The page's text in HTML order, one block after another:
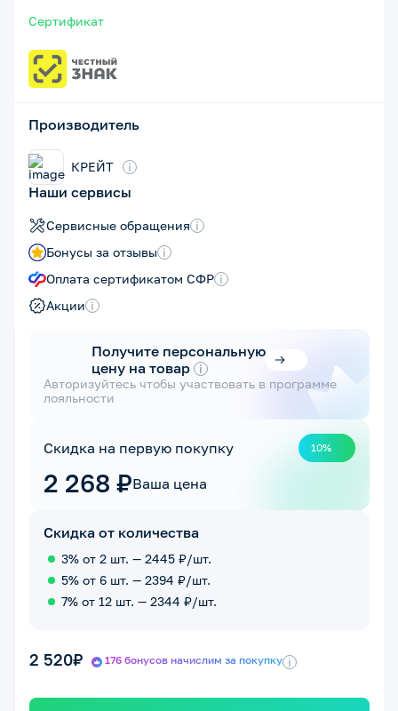
Сертификат
Производитель
КРЕЙТ i
Наши сервисы
Сервисные обращения i
Бонусы за отзывы i
Оплата сертификатом СФР i
Акции i
Получите персональную
цену на товар i
Авторизуйтесь чтобы участвовать в программе
лояльности
Скидка на первую покупку 10%
2 268 ₽Ваша цена
Скидка от количества
3% от 2 шт. — 2445 ₽/шт.
5% от 6 шт. — 2394 ₽/шт.
7% от 12 шт. — 2344 ₽/шт.
2 520₽ 176 бонусов начислим за покупку i